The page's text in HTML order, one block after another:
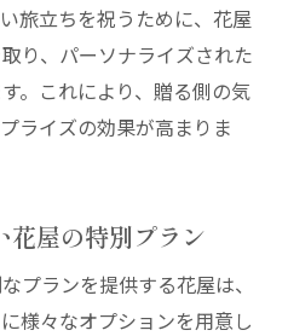
旅立ちを祝うために、花屋
り、パーソナライズされた
。これにより、贈る側の気
ライズの効果が高まりま
花屋の特別プラン
プランを提供する花屋は、
様々なオプションを用意し